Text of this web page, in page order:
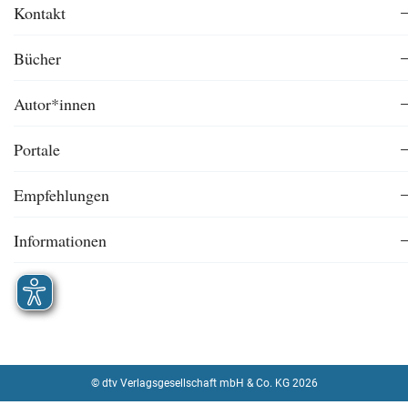
Kontakt
Bücher
Autor*innen
Portale
Empfehlungen
Informationen
© dtv Verlagsgesellschaft mbH & Co. KG 2026